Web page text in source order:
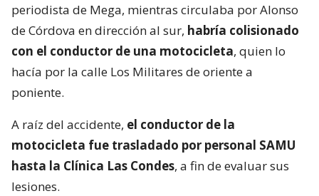
periodista de Mega, mientras circulaba por Alonso
de Córdova en dirección al sur, habría colisionado
con el conductor de una motocicleta, quien lo
hacía por la calle Los Militares de oriente a
poniente.
A raíz del accidente, el conductor de la
motocicleta fue trasladado por personal SAMU
hasta la Clínica Las Condes, a fin de evaluar sus
lesiones.